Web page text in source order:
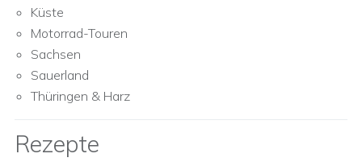
Küste
Motorrad-Touren
Sachsen
Sauerland
Thüringen & Harz
Rezepte